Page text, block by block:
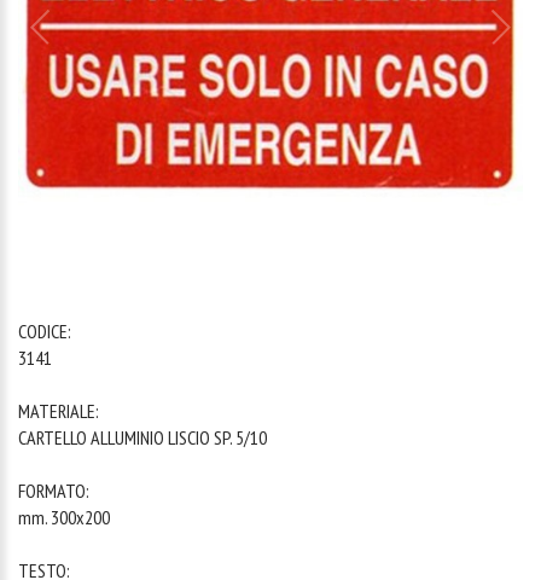
CODICE:
3141
MATERIALE:
CARTELLO ALLUMINIO LISCIO SP. 5/10
FORMATO:
mm. 300x200
TESTO: